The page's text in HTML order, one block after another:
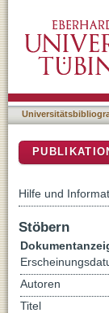
Hilfe und
Stöbern
Autoren
Titel